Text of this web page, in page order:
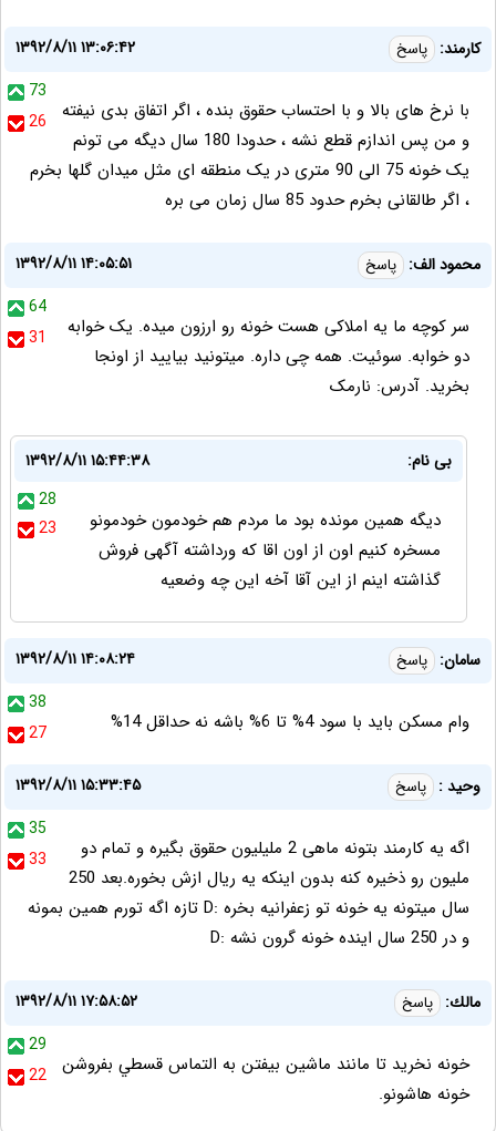
کارمند: پاسخ
۱۳۹۲/۸/۱۱ ۱۳:۰۶:۴۲
73
26
با نرخ های بالا و با احتساب حقوق بنده ، اگر اتفاق بدی نیفته
و من پس اندازم قطع نشه ، حدودا 180 سال دیگه می تونم
یک خونه 75 الی 90 متری در یک منطقه ای مثل میدان گلها بخرم
، اگر طالقانی بخرم حدود 85 سال زمان می بره
محمود الف: پاسخ
۱۳۹۲/۸/۱۱ ۱۴:۰۵:۵۱
64
31
سر کوچه ما یه املاکی هست خونه رو ارزون میده. یک خوابه
دو خوابه. سوئیت. همه چی داره. میتونید بیایید از اونجا
بخرید. آدرس: نارمک
بی نام:
۱۳۹۲/۸/۱۱ ۱۵:۴۴:۳۸
28
23
دیگه همین مونده بود ما مردم هم خودمون خودمونو
مسخره کنیم اون از اون اقا که ورداشته آگهی فروش
گذاشته اینم از این آقا آخه این چه وضعیه
سامان: پاسخ
۱۳۹۲/۸/۱۱ ۱۴:۰۸:۲۴
38
27
وام مسکن باید با سود 4% تا 6% باشه نه حداقل 14%
وحید : پاسخ
۱۳۹۲/۸/۱۱ ۱۵:۳۳:۴۵
35
33
اگه یه کارمند بتونه ماهی 2 ملیلیون حقوق بگیره و تمام دو
ملیون رو ذخیره کنه بدون اینکه یه ریال ازش بخوره.بعد 250
سال میتونه یه خونه تو زعفرانیه بخره :D تازه اگه تورم همین بمونه
و در 250 سال اینده خونه گرون نشه :D
مالك: پاسخ
۱۳۹۲/۸/۱۱ ۱۷:۵۸:۵۲
29
22
خونه نخريد تا مانند ماشين بيفتن به التماس قسطي بفروشن
خونه هاشونو.